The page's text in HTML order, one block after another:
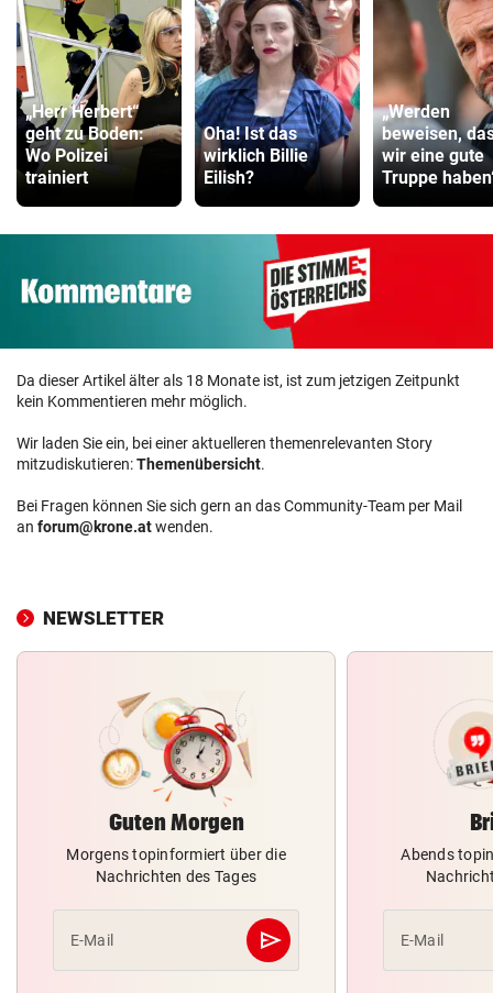
ZUM VERGLEICH
„Herr Herbert“
geht zu Boden:
Wo Polizei
trainiert
Oha! Ist das
wirklich Billie
Eilish?
„Werden
beweisen,
wir eine gute
Truppe
Da dieser Artikel älter als 18 Monate ist, ist zum jetzigen Zeitpunkt
kein Kommentieren mehr möglich.
Wir laden Sie ein, bei einer aktuelleren themenrelevanten Story
mitzudiskutieren:Themenübersicht.
Bei Fragen können Sie sich gern an das Community-Team per Mail
an forum@krone.atwenden.
NEWSLETTER
Guten Morgen
Morgens topinformiert über die
Nachrichten des Tages
E-Mail send
Abschicken
Abends
E-Mail